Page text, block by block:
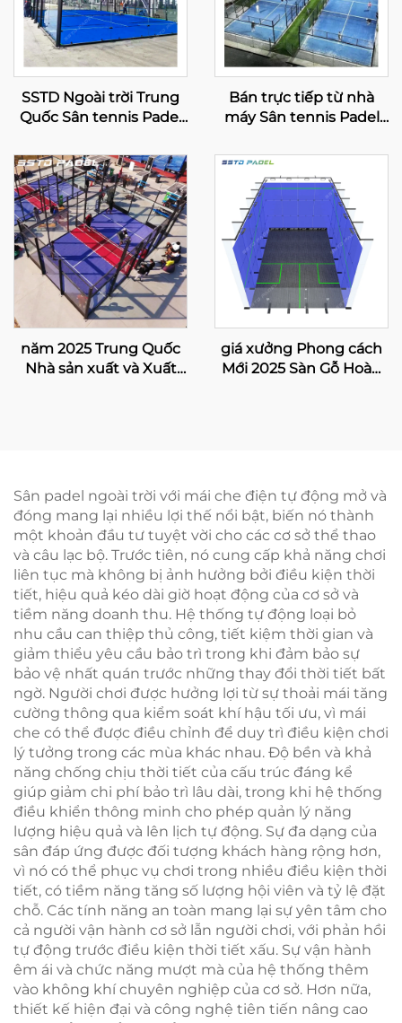
SSTD Ngoài trời Trung
Quốc Sân tennis Padel
chuyên nghiệp Kinh
điển Sân Padel Công
nghệ tiên tiến cho Câu
lạc bộ Padel 001-2
Bán trực tiếp từ nhà
máy Sân tennis Padel
Bán sỉ Sân Paddle toàn
cảnh 001-3
năm 2025 Trung Quốc
Nhà sản xuất và Xuất
giá xưởng Phong cách
Mới 2025 Sàn Gỗ Hoàn
Sân padel ngoài trời với mái che điện tự động mở và
đóng mang lại nhiều lợi thế nổi bật, biến nó thành
một khoản đầu tư tuyệt vời cho các cơ sở thể thao
và câu lạc bộ. Trước tiên, nó cung cấp khả năng chơi
liên tục mà không bị ảnh hưởng bởi điều kiện thời
tiết, hiệu quả kéo dài giờ hoạt động của cơ sở và
tiềm năng doanh thu. Hệ thống tự động loại bỏ
nhu cầu can thiệp thủ công, tiết kiệm thời gian và
giảm thiểu yêu cầu bảo trì trong khi đảm bảo sự
bảo vệ nhất quán trước những thay đổi thời tiết bất
ngờ. Người chơi được hưởng lợi từ sự thoải mái tăng
cường thông qua kiểm soát khí hậu tối ưu, vì mái
che có thể được điều chỉnh để duy trì điều kiện chơi
lý tưởng trong các mùa khác nhau. Độ bền và khả
năng chống chịu thời tiết của cấu trúc đáng kể
giúp giảm chi phí bảo trì lâu dài, trong khi hệ thống
điều khiển thông minh cho phép quản lý năng
lượng hiệu quả và lên lịch tự động. Sự đa dạng của
sân đáp ứng được đối tượng khách hàng rộng hơn,
vì nó có thể phục vụ chơi trong nhiều điều kiện thời
tiết, có tiềm năng tăng số lượng hội viên và tỷ lệ đặt
chỗ. Các tính năng an toàn mang lại sự yên tâm cho
cả người vận hành cơ sở lẫn người chơi, với phản hồi
tự động trước điều kiện thời tiết xấu. Sự vận hành
êm ái và chức năng mượt mà của hệ thống thêm
vào không khí chuyên nghiệp của cơ sở. Hơn nữa,
thiết kế hiện đại và công nghệ tiên tiến nâng cao